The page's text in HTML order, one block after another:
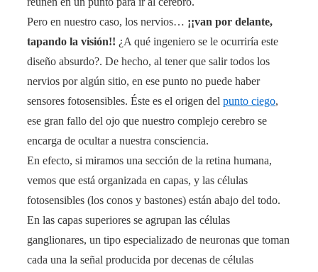
Pero en nuestro caso, los nervios… ¡¡van por delante,
tapando la visión!! ¿A qué ingeniero se le ocurriría este
diseño absurdo?. De hecho, al tener que salir todos los
nervios por algún sitio, en ese punto no puede haber
sensores fotosensibles. Éste es el origen del punto ciego,
ese gran fallo del ojo que nuestro complejo cerebro se
encarga de ocultar a nuestra consciencia.
En efecto, si miramos una sección de la retina humana,
vemos que está organizada en capas, y las células
fotosensibles (los conos y bastones) están abajo del todo.
En las capas superiores se agrupan las células
ganglionares, un tipo especializado de neuronas que toman
cada una la señal producida por decenas de células